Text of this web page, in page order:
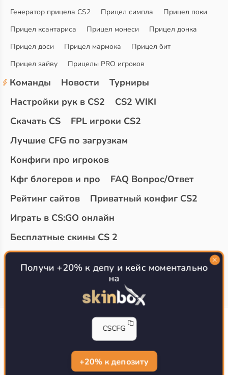
Генератор прицела CS2
Прицел симпла
Прицел поки
Прицел ксантариса
Прицел монеси
Прицел донка
Прицел доси
Прицел мармока
Прицел бит
Прицел зайву
Прицелы PRO игроков
Команды Новости
Турниры
Настройки рук в CS2
CS2 WIKI
Скачать CS
FPL игроки CS2
Лучшие CFG по загрузкам
Конфиги про игроков
Кфг блогеров и про
FAQ Вопрос/Ответ
Рейтинг сайтов
Приватный конфиг CS2
Играть в CS:GO онлайн
Бесплатные скины CS 2
Топ сайтов с халявой КС 2
О проекте
CS-CONFIG.com © 2020-2026 г.
Политика конфиденциальности
РЕКЛАМА НА САЙТЕ
Получи +20% к депу и кейс моментально
на
CSCFG
+20% к депозиту